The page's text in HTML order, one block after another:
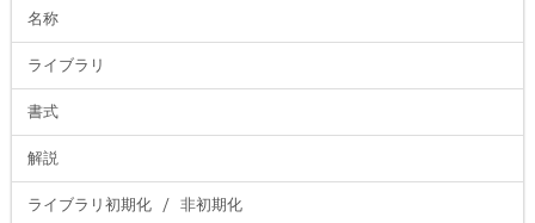
名称
ライブラリ
書式
解説
ライブラリ初期化 / 非初期化